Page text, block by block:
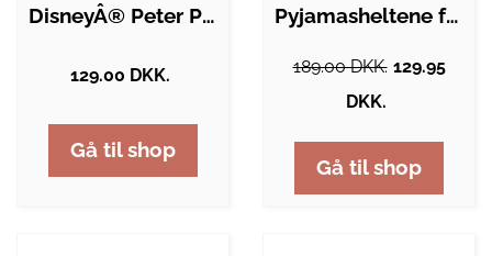
DisneyÂ® Peter Plys Julepynt
129.00 DKK.
Gå til shop
Pyjamasheltene fest-pakke
189.00 DKK. 129.95
DKK.
Gå til shop